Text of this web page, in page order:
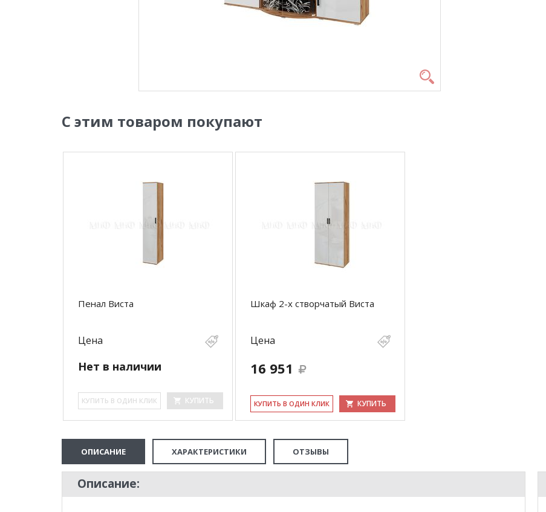
С этим товаром покупают
Пенал Виста
Цена
Нет в наличии
КУ­ПИТЬ В ОДИН КЛИК КУПИТЬ
Шкаф 2-х створчатый Виста
Цена
16 951
КУ­ПИТЬ В ОДИН КЛИК КУПИТЬ
ОПИСАНИЕ ХАРАКТЕРИСТИКИ ОТЗЫВЫ
Описание: